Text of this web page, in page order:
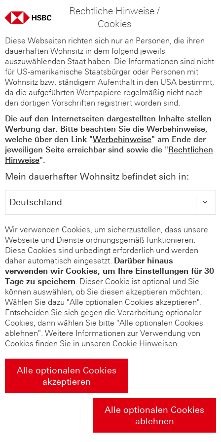
Rechtliche Hinweise /
Cookies
Diese Webseiten richten sich nur an Personen, die ihren
dauerhaften Wohnsitz in dem folgend jeweils
auszuwählenden Staat haben. Die Informationen sind nicht
für US-amerikanische Staatsbürger oder Personen mit
Wohnsitz bzw. ständigem Aufenthalt in den USA bestimmt,
da die aufgeführten Wertpapiere regelmäßig nicht nach
den dortigen Vorschriften registriert worden sind.
Die auf den Internetseiten dargestellten Inhalte stellen
Werbung dar. Bitte beachten Sie die Werbehinweise,
welche über den Link "Werbehinweise" am Ende der
jeweiligen Seite erreichbar sind sowie die "Rechtlichen
Hinweise".
Mein dauerhafter Wohnsitz befindet sich in:
Wir verwenden Cookies, um sicherzustellen, dass unsere
Webseite und Dienste ordnungsgemäß funktionieren.
Diese Cookies sind unbedingt erforderlich und werden
daher automatisch eingesetzt. Darüber hinaus
verwenden wir Cookies, um Ihre Einstellungen für 30
Tage zu speichern. Dieser Cookie ist optional und Sie
können auswählen, ob Sie diesen akzeptieren möchten.
Wählen Sie dazu "Alle optionalen Cookies akzeptieren".
Entscheiden Sie sich gegen die Verarbeitung optionaler
Cookies, dann wählen Sie bitte "Alle optionalen Cookies
ablehnen". Weitere Informationen zur Verwendung von
Cookies finden Sie in unseren Cookie Hinweisen.
Alle optionalen Cookies
akzeptieren
Alle optionalen Cookies
ablehnen